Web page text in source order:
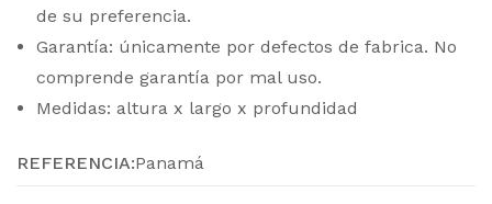
de su preferencia.
Garantía: únicamente por defectos de fabrica. No
comprende garantía por mal uso.
Medidas: altura x largo x profundidad
REFERENCIA:Panamá